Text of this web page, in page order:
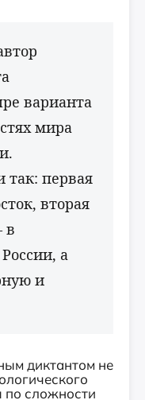
варианта
мира
так: первая
вторая
в
а
и
диктантом не
по сложности